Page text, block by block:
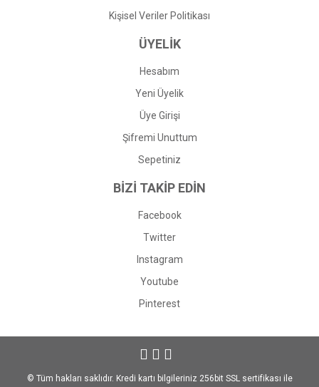
Kişisel Veriler Politikası
ÜYELİK
Hesabım
Yeni Üyelik
Üye Girişi
Şifremi Unuttum
Sepetiniz
BİZİ TAKİP EDİN
Facebook
Twitter
Instagram
Youtube
Pinterest
© Tüm hakları saklıdır. Kredi kartı bilgileriniz 256bit SSL sertifikası ile